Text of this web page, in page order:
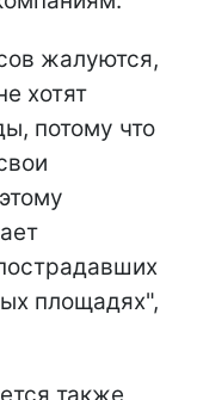
жалуются,
хотят
потому что
площадях",
также